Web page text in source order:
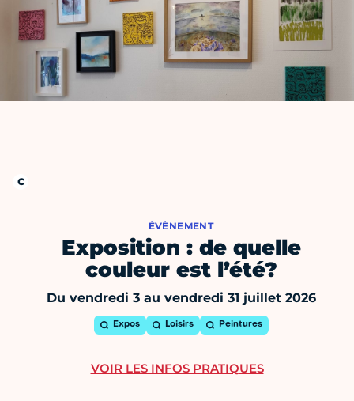
ÉVÈNEMENT
Exposition : de quelle
couleur est l’été?
Du vendredi 3 au vendredi 31 juillet 2026
Expos Loisirs Peintures
VOIR LES INFOS PRATIQUES